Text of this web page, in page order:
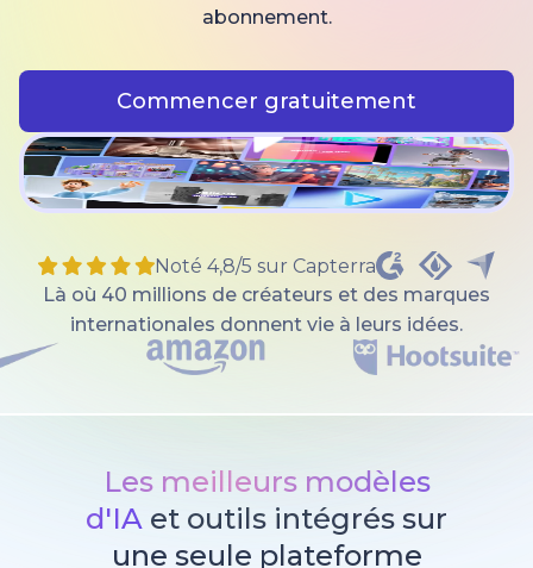
abonnement.
Commencer gratuitement
Noté 4,8/5 sur Capterra
Là où 40 millions de créateurs et des marques
internationales donnent vie à leurs idées.
Les meilleurs modèles
d'IA et outils intégrés sur
une seule plateforme